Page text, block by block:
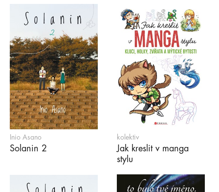
Inio Asano
Solanin 2
kolektiv
Jak kreslit v manga
stylu